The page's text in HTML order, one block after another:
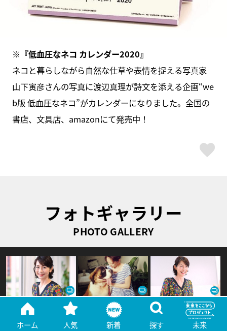
※『低血圧なネコ カレンダー2020』
ネコと暮らしながら自然な仕草や表情を捉える写真家
山下寅彦さんの写真に渡辺真理が詩文を添える企画“we
b版 低血圧なネコ”がカレンダーになりました。全国の
書店、文具店、amazonにて発売中！
フォトギャラリー
PHOTO GALLERY
ホーム 人気 新着 探す 未来